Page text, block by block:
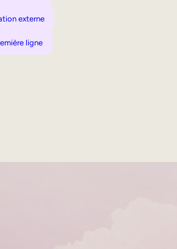
externe
ligne